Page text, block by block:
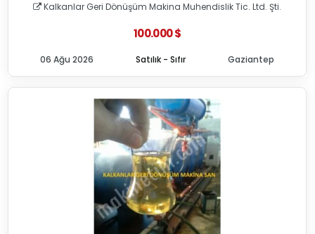
Kalkanlar Geri Dönüşüm Makina Muhendislik Tic. Ltd. Şti.
100.000 $
Satılık - Sıfır
06 Ağu 2026 Gaziantep